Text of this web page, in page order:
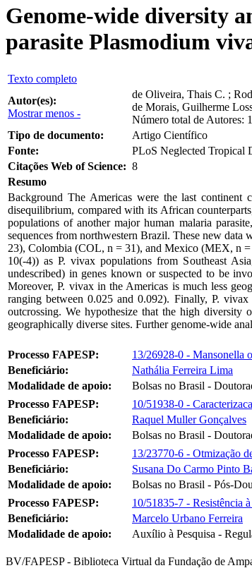
Genome-wide diversity
parasite Plasmodium
Texto completo
Autor(es):
Mostrar menos -
de Oliveira, Thais C. ;
de Morais, Guilherme
Número total de Autores:
Tipo de documento:
Artigo Científico
Fonte:
PLoS Neglected Tropical
Citações Web of Science: 8
Resumo
Background The Americas were the last continent
disequilibrium, compared with its African
populations of another major human malaria
sequences from northwestern Brazil. These new
23), Colombia (COL, n = 31), and Mexico (MEX, n
10(-4)) as P. vivax populations from Southeast
undescribed) in genes known or suspected to be
Moreover, P. vivax in the Americas is much less
ranging between 0.025 and 0.092). Finally, P.
outcrossing. We hypothesize that the high diversity
geographically diverse sites. Further genome-wide
Processo FAPESP:
13/26928-0 - Mansonella
Beneficiário:
Nathália Ferreira Lima
Modalidade de apoio:
Bolsas no Brasil -
Processo FAPESP:
10/51938-0 -
Beneficiário:
Raquel Muller Gonçalves
Modalidade de apoio:
Bolsas no Brasil -
Processo FAPESP:
13/23770-6 - Otmização
Beneficiário:
Susana Do Carmo Pinto
Modalidade de apoio:
Bolsas no Brasil - Pós-
Processo FAPESP:
10/51835-7 - Resistência
Beneficiário:
Marcelo Urbano Ferreira
Modalidade de apoio:
Auxílio à Pesquisa -
BV/FAPESP - Biblioteca Virtual da Fundação de